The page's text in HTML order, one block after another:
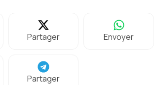
Partager Envoyer
Partager